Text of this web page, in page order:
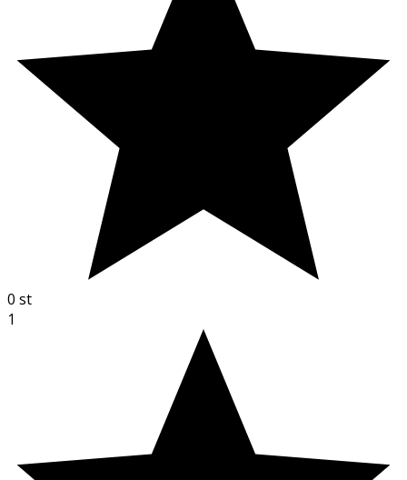
0 st
1